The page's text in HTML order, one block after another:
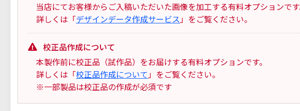
当店にてお客様からご入稿いただいた画像を加工する有料オプションで
詳しくは「デザインデータ作成サービス」をご覧ください。
校正品作成について
本製作前に校正品（試作品）をお届けする有料オプションです。
詳しくは「校正品作成について」をご覧ください。
※一部製品は校正品の作成が必須です